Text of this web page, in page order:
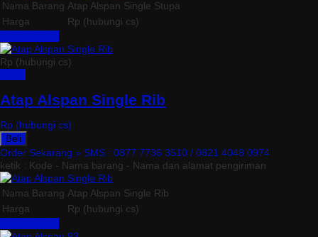
Nama Barang Atap Alspan Single Stupa
Harga
Rp (hubungi cs)
Rp (hubungi cs)
Atap Alspan Single Rib
Rp (hubungi cs)
Beli
Order Sekarang » SMS : 0877 7736 3510 / 0821 4048 0974
ketik : Kode - Nama barang - Nama dan alamat pengiriman
Nama Barang Atap Alspan Single Rib
Harga
Rp (hubungi cs)